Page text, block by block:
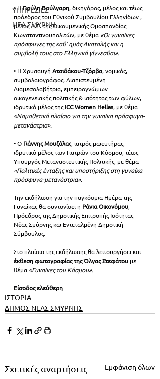
ΥΠΗΡΕΣΙΕΣ
ΝΕΑ ΣΜΥΡΝΗ
• Η Γιούλη Βούλγαρη, δικηγόρος, μέλος και τέως
πρόεδρος του Εθνικού Συμβουλίου Ελληνίδων ,
μέλος Δ.Σ. της Οικουμενικής Ομοσπονδίας
Κωνσταντινουπολιτών, με θέμα «Οι γυναίκες
πρόσφυγες της καθ’ ημάς Ανατολής και η
συμβολή τους στο Ελληνικό γίγνεσθαι».
• Η Χρυσαυγή Ατσιδάκου-Τζόρβα, νομικός,
συμβολαιογράφος, Διαπιστευμένη
Διαμεσολαβήτρια, εμπειρογνώμων
οικογενειακής πολιτικής & ισότητας των φύλων,
ιδρυτικό μέλος της ICC Women Hellas, με θέμα
«Νομοθετικό πλαίσιο για την γυναίκα πρόσφυγα-
μετανάστρια».
• Ο Γιάννης Μουζάλας, ιατρός μαιευτήρας,
ιδρυτικό μέλος των Γιατρών του Κόσμου, τέως
Υπουργός Μεταναστευτικής Πολιτικής, με θέμα
«Πολιτικές ένταξης και υποστήριξης στη γυναίκα
πρόσφυγα-μετανάστρια».
Την εκδήλωση για την παγκόσμια Ημέρα της
Γυναίκας θα συντονίσει η Ράνια Οικονόμου,
Πρόεδρος της Δημοτικής Επιτροπής Ισότητας
Νέας Σμύρνης και Εντεταλμένη Δημοτική
Σύμβουλος.
Στο πλαίσιο της εκδήλωσης θα λειτουργήσει και
έκθεση φωτογραφίας της Όλγας Στεφάτου με
θέμα «Γυναίκες του Κόσμου».
Είσοδος ελεύθερη
ΙΣΤΟΡΙΑ
ΔΗΜΟΣ ΝΕΑΣ ΣΜΥΡΝΗΣ
Σχετικές αναρτήσεις Εμφάνιση όλων